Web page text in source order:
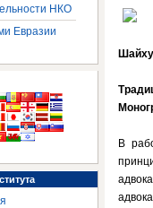
В
НКО
Евразии